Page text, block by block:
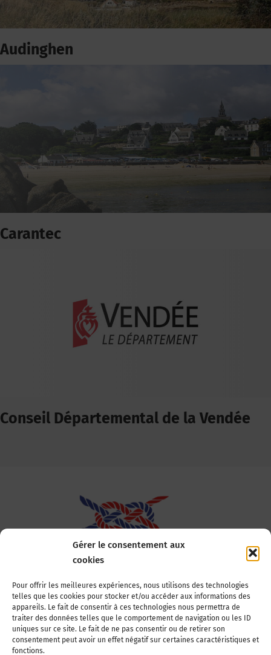
Gérer le consentement aux
cookies
Pour offrir les meilleures expériences, nous utilisons des technologies
telles que les cookies pour stocker et/ou accéder aux informations des
appareils. Le fait de consentir à ces technologies nous permettra de
traiter des données telles que le comportement de navigation ou les ID
uniques sur ce site. Le fait de ne pas consentir ou de retirer son
consentement peut avoir un effet négatif sur certaines caractéristiques et
fonctions.
Audinghen
Carantec
Conseil Départemental de la Vendée
Association Nationale des Elus des Littoraux
22, boulevard de la Tour-Maubourg
75007 Paris
Tél : 01 44 11 11 70
E-mail : anel-secretariat@anel.asso.fr